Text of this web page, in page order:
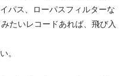
パス、ローパスフィルターな
たいレコードあれば、飛び入
。